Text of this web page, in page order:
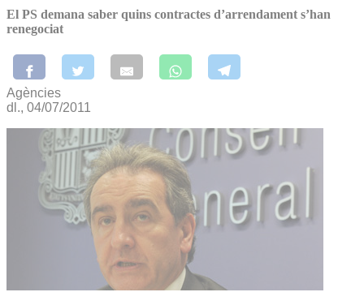
El PS demana saber quins contractes d’arrendament s’han
renegociat
Agències
dl., 04/07/2011